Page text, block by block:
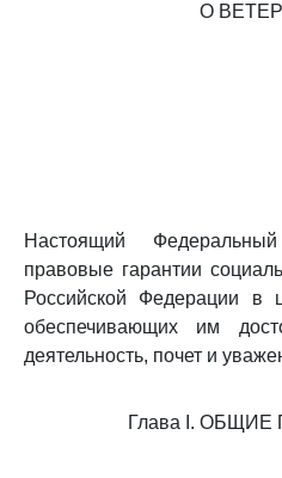
О
Настоящий
правовые гарантии
Российской Федерации в
обеспечивающих им
деятельность, почет и
Глава I.